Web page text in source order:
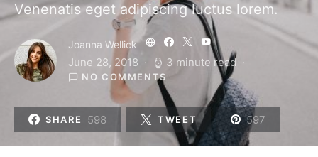
Venenatis eget adipiscing luctus lorem.
Joanna Wellick
June 28, 2018 3 minute read
NO COMMENTS
SHARE 598 TWEET 597